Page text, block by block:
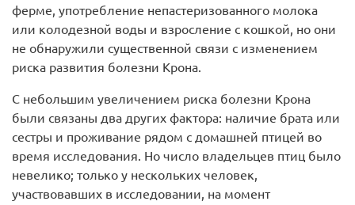
ферме, употребление непастеризованного молока
или колодезной воды и взросление с кошкой, но они
не обнаружили существенной связи с изменением
риска развития болезни Крона.
С небольшим увеличением риска болезни Крона
были связаны два других фактора: наличие брата или
сестры и проживание рядом с домашней птицей во
время исследования. Но число владельцев птиц было
невелико; только у нескольких человек,
участвовавших в исследовании, на момент